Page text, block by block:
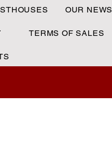
OUR NEWS
TERMS OF SALES